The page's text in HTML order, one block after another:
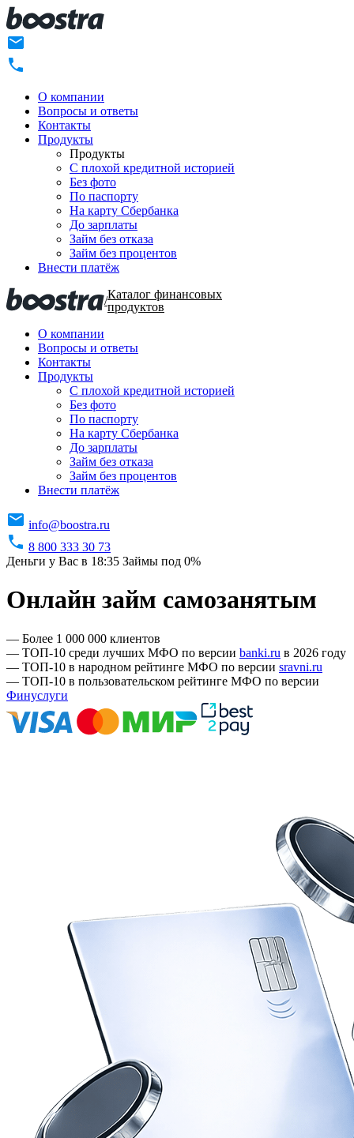
О компании
Вопросы и ответы
Контакты
Продукты
Продукты
C плохой кредитной историей
Без фото
По паспорту
На карту Сбербанка
До зарплаты
Займ без отказа
Займ без процентов
Внести платёж
/Каталог финансовых
продуктов
О компании
Вопросы и ответы
Контакты
Продукты
C плохой кредитной историей
Без фото
По паспорту
На карту Сбербанка
До зарплаты
Займ без отказа
Займ без процентов
Внести платёж
info@boostra.ru
8 800 333 30 73
Деньги у Вас в 18:35 Займы под 0%
Онлайн займ самозанятым
— Более 1 000 000 клиентов
— ТОП-10 среди лучших МФО по версии banki.ru в 2026 году
— ТОП-10 в народном рейтинге МФО по версии sravni.ru
— ТОП-10 в пользовательском рейтинге МФО по версии
Финуслуги